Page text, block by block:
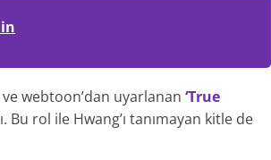
webtoon’dan uyarlanan ‘True
Bu rol ile Hwang’ı tanımayan kitle de